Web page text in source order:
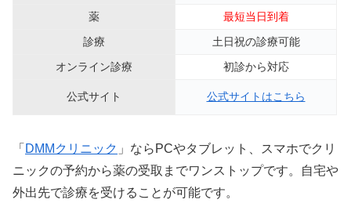
薬
最短当日到着
診療
土日祝の診療可能
オンライン診療
初診から対応
公式サイト 公式サイトはこちら
「 DMMクリニック 」ならPCやタブレット、スマホでクリ
ニックの予約から薬の受取までワンストップです。自宅や
外出先で診療を受けることが可能です。